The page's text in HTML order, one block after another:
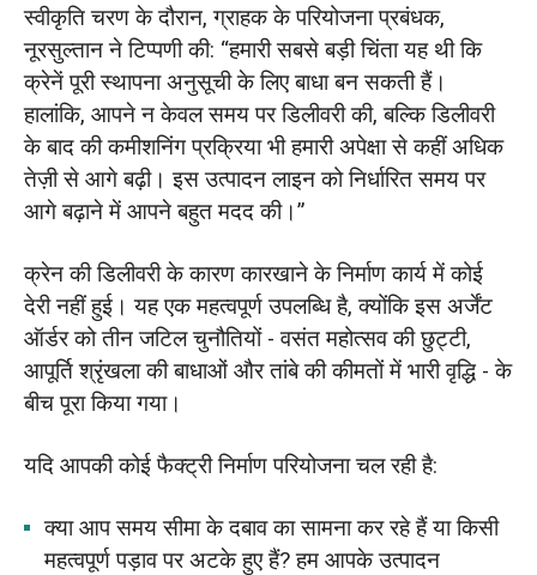
स्वीकृति चरण के दौरान, ग्राहक के परियोजना प्रबंधक,
नूरसुल्तान ने टिप्पणी की: “हमारी सबसे बड़ी चिंता यह थी कि
क्रेनें पूरी स्थापना अनुसूची के लिए बाधा बन सकती हैं।
हालांकि, आपने न केवल समय पर डिलीवरी की, बल्कि डिलीवरी
के बाद की कमीशनिंग प्रक्रिया भी हमारी अपेक्षा से कहीं अधिक
तेज़ी से आगे बढ़ी। इस उत्पादन लाइन को निर्धारित समय पर
आगे बढ़ाने में आपने बहुत मदद की।”
क्रेन की डिलीवरी के कारण कारखाने के निर्माण कार्य में कोई
देरी नहीं हुई। यह एक महत्वपूर्ण उपलब्धि है, क्योंकि इस अर्जेंट
ऑर्डर को तीन जटिल चुनौतियों - वसंत महोत्सव की छुट्टी,
आपूर्ति श्रृंखला की बाधाओं और तांबे की कीमतों में भारी वृद्धि - के
बीच पूरा किया गया।
यदि आपकी कोई फैक्ट्री निर्माण परियोजना चल रही है:
क्या आप समय सीमा के दबाव का सामना कर रहे हैं या किसी
महत्वपूर्ण पड़ाव पर अटके हुए हैं? हम आपके उत्पादन